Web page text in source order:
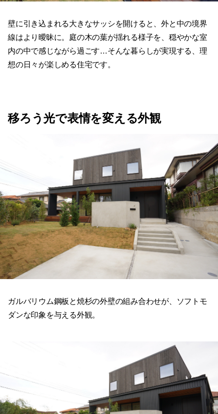
壁に引き込まれる大きなサッシを開けると、外と中の境界
線はより曖昧に。庭の木の葉が揺れる様子を、穏やかな室
内の中で感じながら過ごす…そんな暮らしが実現する、理
想の日々が楽しめる住宅です。
移ろう光で表情を変える外観
ガルバリウム鋼板と焼杉の外壁の組み合わせが、ソフトモ
ダンな印象を与える外観。